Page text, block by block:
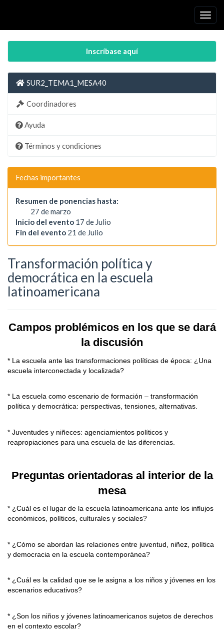
Inscríbase aquí
SUR2_TEMA1_MESA40
Coordinadores
Ayuda
Términos y condiciones
Fechas importantes
Resumen de ponencias hasta:
27 de marzo
Inicio del evento 17 de Julio
Fin del evento 21 de Julio
Transformación política y
democrática en la escuela
latinoamericana
Campos problémicos en los que se dará
la discusión
* La escuela ante las transformaciones políticas de época: ¿Una
escuela interconectada y localizada?
* La escuela como escenario de formación – transformación
política y democrática: perspectivas, tensiones, alternativas.
* Juventudes y niñeces: agenciamientos políticos y
reapropiaciones para una escuela de las diferencias.
Preguntas orientadoras al interior de la
mesa
* ¿Cuál es el lugar de la escuela latinoamericana ante los influjos
económicos, políticos, culturales y sociales?
* ¿Cómo se abordan las relaciones entre juventud, niñez, política
y democracia en la escuela contemporánea?
* ¿Cuál es la calidad que se le asigna a los niños y jóvenes en los
escenarios educativos?
* ¿Son los niños y jóvenes latinoamericanos sujetos de derechos
en el contexto escolar?